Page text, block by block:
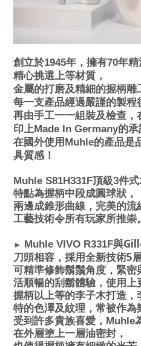
創立於1945年，擁有70年
精心挑選上等材質，
金屬的打磨及精細的握柄雕
每一支產品經過嚴謹的製程
再由手工一一組裝及檢查
印上Made In Germany的承
在國外使用Muhle的產品是
具質感！
Muhle S81H331F頂級3件式
特點為握柄中段成圓球狀，
兩邊成錐形曲線，完美的
工藝技術令所有玩家所推崇。
► Muhle VIVO R331F與
刀頭相容，採用全新技術5
可精準修飾鬍鬚角度，緊
活順暢的刮鬍體驗，使用上
握柄以上等的李子木打造
特的色澤及紋理，常被作為
受到許多貴族喜愛，Muhle
在外層塗上一層油密封，